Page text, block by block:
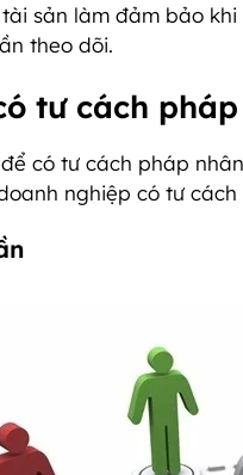
sản làm đảm bảo
theo dõi.
tư cách
có tư cách pháp
nghiệp có tư